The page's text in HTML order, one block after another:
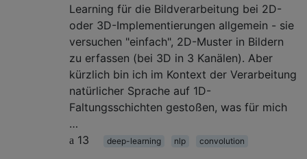
Learning für die Bildverarbeitung bei 2D-
oder 3D-Implementierungen allgemein - sie
versuchen "einfach", 2D-Muster in Bildern
zu erfassen (bei 3D in 3 Kanälen). Aber
kürzlich bin ich im Kontext der Verarbeitung
natürlicher Sprache auf 1D-
Faltungsschichten gestoßen, was für mich
…
13
deep-learning nlp convolution